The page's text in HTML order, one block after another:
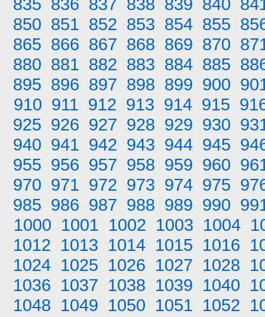
835 836 837 838 839 840
850 851 852 853 854 855
865 866 867 868 869 870
880 881 882 883 884 885
895 896 897 898 899 900
910 911 912 913 914 915
925 926 927 928 929 930
940 941 942 943 944 945
955 956 957 958 959 960
970 971 972 973 974 975
985 986 987 988 989 990
1000 1001 1002 1003 1004
1012 1013 1014 1015 1016
1024 1025 1026 1027 1028
1036 1037 1038 1039 1040
1048 1049 1050 1051 1052